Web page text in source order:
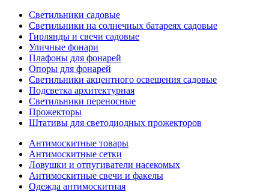
Светильники садовые
Светильники на солнечных батареях садовые
Гирлянды и свечи садовые
Уличные фонари
Плафоны для фонарей
Опоры для фонарей
Светильники акцентного освещения садовые
Подсветка архитектурная
Светильники переносные
Прожекторы
Штативы для светодиодных прожекторов
Антимоскитные товары
Антимоскитные сетки
Ловушки и отпугиватели насекомых
Антимоскитные свечи и факелы
Одежда антимоскитная